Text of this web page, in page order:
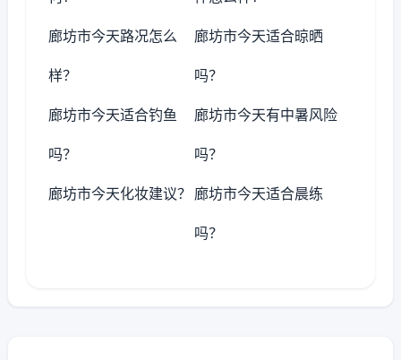
廊坊市今天路况怎么
样？
廊坊市今天适合晾晒
吗？
廊坊市今天适合钓鱼
吗？
廊坊市今天有中暑风险
吗？
廊坊市今天化妆建议？ 廊坊市今天适合晨练
吗？